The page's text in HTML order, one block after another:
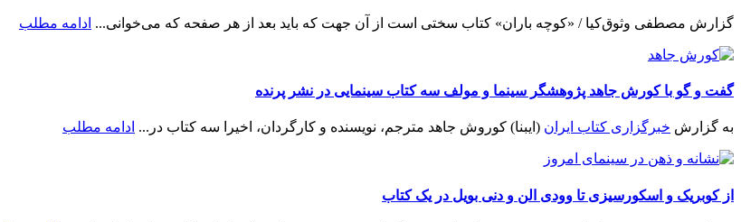
گزارش مصطفی وثوق‌کیا / «کوچه باران» کتاب سختی است از آن جهت که باید بعد از هر صفحه که می‌خوانی... ادامه مطلب
گفت و گو با کورش جاهد پژوهشگر سینما و مولف سه کتاب سینمایی در نشر پرنده
به گزارش خبرگزاری کتاب ایران (ایبنا) کوروش جاهد مترجم، نویسنده و کارگردان، اخیرا سه کتاب در... ادامه مطلب
از کوبریک و اسکورسیزی تا وودی الن و دنی بویل در یک کتاب